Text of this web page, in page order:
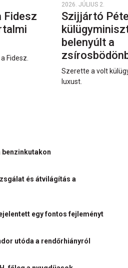
Fidesz
Fidesz.
2026. JÚLIUS 2.
Szijjártó
belenyúlt a
Szerette a volt
luxust.
benzinkutakon
és átvilágítás a
egy fontos fejleményt
utóda a rendőrhiányról